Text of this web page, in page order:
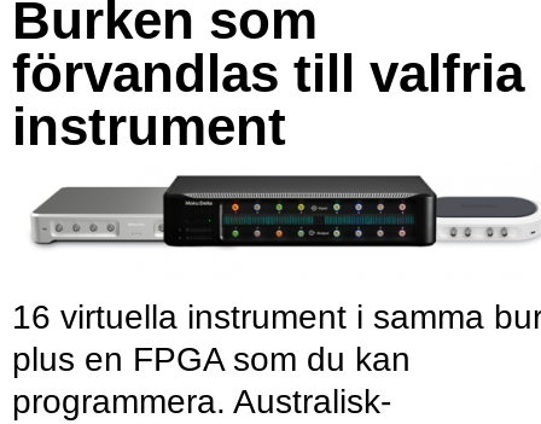
Burken som
förvandlas till valfria
instrument
16 virtuella instrument i samma
plus en FPGA som du kan
programmera. Australisk-